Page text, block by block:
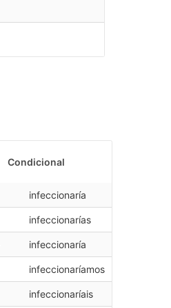
Condicional
infeccionaría
infeccionarías
infeccionaría
infeccionaríamos
infeccionaríais